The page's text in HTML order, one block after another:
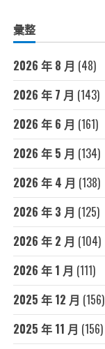
彙整
2026 年 8 月 (48)
2026 年 7 月 (143)
2026 年 6 月 (161)
2026 年 5 月 (134)
2026 年 4 月 (138)
2026 年 3 月 (125)
2026 年 2 月 (104)
2026 年 1 月 (111)
2025 年 12 月 (156)
2025 年 11 月 (156)